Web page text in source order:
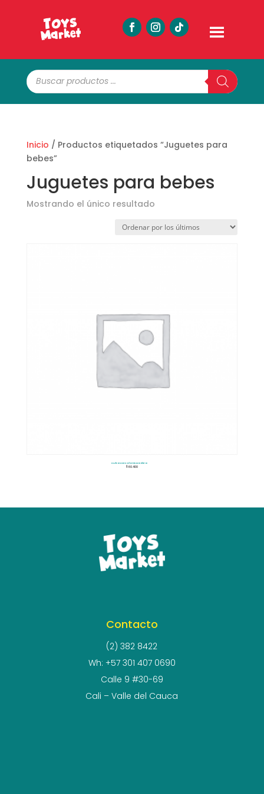
Búsqueda
de
productos
Inicio / Productos etiquetados “Juguetes para
bebes”
Juguetes para bebes
Mostrando el único resultado
Cubos De Colores Madera
$60.400
Contacto
(2) 382 8422
Wh: +57 301 407 0690
Calle 9 #30-69
Cali – Valle del Cauca